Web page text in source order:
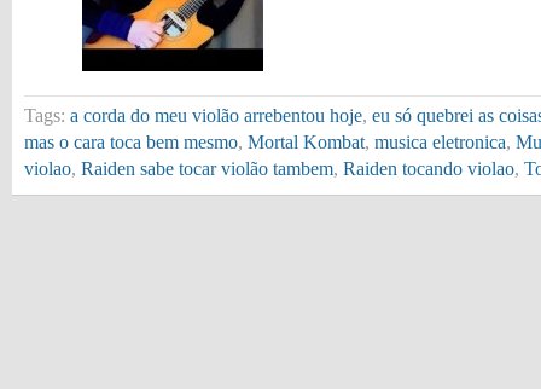
Tags: a corda do meu violão arrebentou hoje, eu só quebrei as
mas o cara toca bem mesmo, Mortal Kombat, musica eletronica,
violao, Raiden sabe tocar violão tambem, Raiden tocando violao,